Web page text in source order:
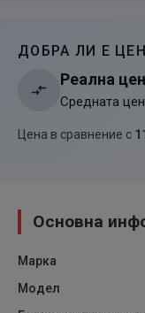
ДОБРА ЛИ Е
Реална
Средната
Цена в сравнение с
Основна
Марка
Модел